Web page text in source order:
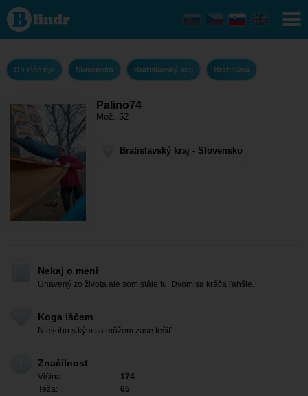
Palino74 -
On išče njo
Bratislavský
kraj -
On išče njo Slovensko Bratislavský kraj Bratislava
Palino74
Mož, 52
Bratislavský kraj - Slovensko
Nekaj o meni
Unavený zo života ale som stále tu. Dvom sa kráča ľahšie.
Koga iščem
Niekoho s kým sa môžem zase tešiť.
Značilnost
Višina:
174
Teža:
65